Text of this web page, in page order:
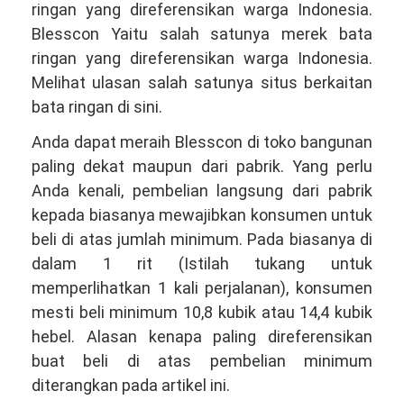
ringan yang direferensikan warga Indonesia.
Blesscon Yaitu salah satunya merek bata
ringan yang direferensikan warga Indonesia.
Melihat ulasan salah satunya situs berkaitan
bata ringan di sini.
Anda dapat meraih Blesscon di toko bangunan
paling dekat maupun dari pabrik. Yang perlu
Anda kenali, pembelian langsung dari pabrik
kepada biasanya mewajibkan konsumen untuk
beli di atas jumlah minimum. Pada biasanya di
dalam 1 rit (Istilah tukang untuk
memperlihatkan 1 kali perjalanan), konsumen
mesti beli minimum 10,8 kubik atau 14,4 kubik
hebel. Alasan kenapa paling direferensikan
buat beli di atas pembelian minimum
diterangkan pada artikel ini.